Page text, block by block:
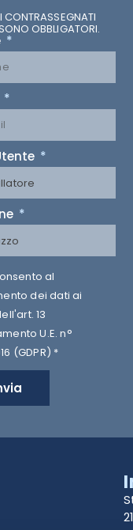
CONTRASSEGNATI
OBBLIGATORI.
al
dei dati ai
13
U.E. n°
(GDPR) *